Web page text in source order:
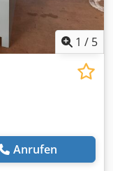
1 / 5
Anrufen